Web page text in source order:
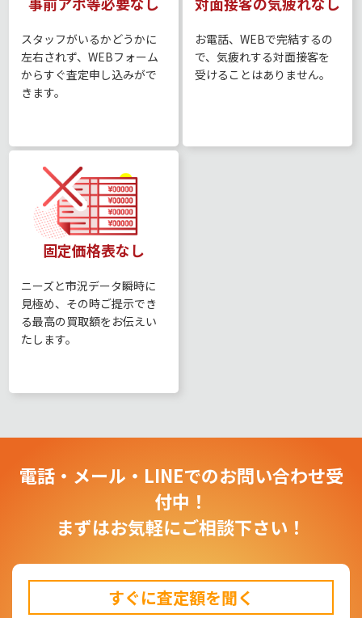
スタッフがいるかどうかに
左右されず、WEBフォーム
からすぐ査定申し込みがで
きます。
お電話、WEBで完結するの
で、気疲れする対面接客を
受けることはありません。
固定価格表なし
ニーズと市況データ瞬時に
見極め、その時ご提示でき
る最高の買取額をお伝えい
たします。
電話・メール・LINEでのお問い合わせ受
付中！
まずはお気軽にご相談下さい！
すぐに査定額を聞く